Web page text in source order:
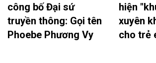
công bố Đại sứ
truyền thông: Gọi tên
Phoebe Phương Vy
hiện
xuyên
cho trẻ